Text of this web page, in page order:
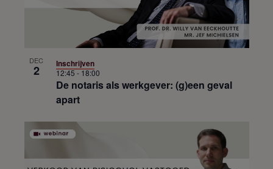
DEC
2
De notaris als werkgever: (g)een geval
apart
12:45-18:00
Inschrijven